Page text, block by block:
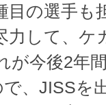
目の選手も
力して、
が今後2年
、JISSを